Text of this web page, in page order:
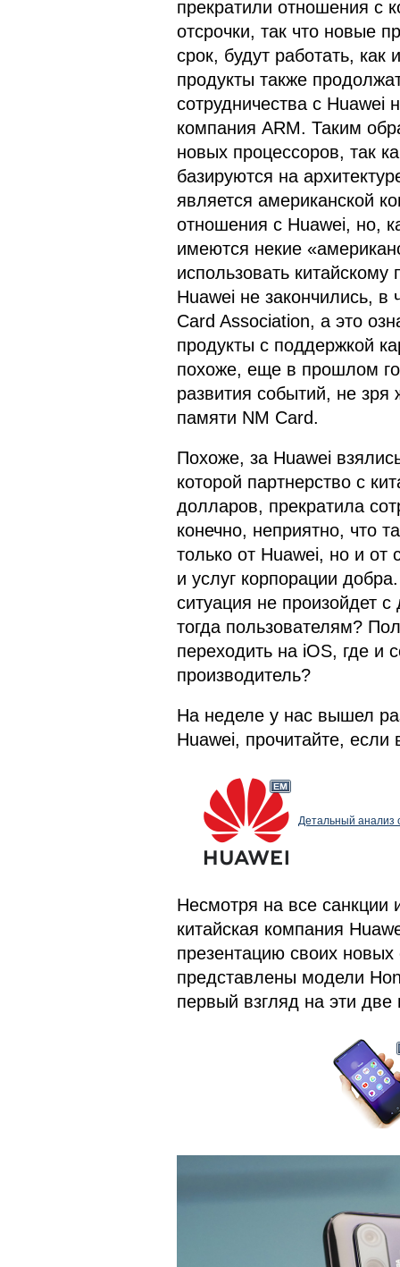
прекратили отношения с
отсрочки, так что новые
срок, будут работать,
продукты также
сотрудничества с Huawei
компания ARM. Таким
новых процессоров, так
базируются на
является американской
отношения с Huawei, но,
имеются некие
использовать
Huawei не закончились, в
Card Association, а это
продукты с поддержкой
похоже, еще в прошлом
развития событий, не зря
памяти NM Card.
Похоже, за Huawei
которой партнерство с
долларов, прекратила
конечно, неприятно, что
только от Huawei, но и от
и услуг корпорации
ситуация не произойдет
тогда пользователям?
переходить на iOS, где и
производитель?
На неделе у нас вышел
Huawei, прочитайте, если
Детальный анализ
Несмотря на все санкции
китайская компания
презентацию своих
представлены модели
первый взгляд на эти две